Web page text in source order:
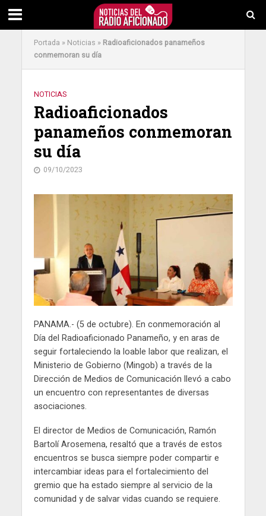
Portada » Noticias » Radioaficionados panameños
conmemoran su día
NOTICIAS
Radioaficionados
panameños conmemoran
su día
09/10/2023
PANAMA.- (5 de octubre). En conmemoración al
Día del Radioaficionado Panameño, y en aras de
seguir fortaleciendo la loable labor que realizan, el
Ministerio de Gobierno (Mingob) a través de la
Dirección de Medios de Comunicación llevó a cabo
un encuentro con representantes de diversas
asociaciones.
El director de Medios de Comunicación, Ramón
Bartolí Arosemena, resaltó que a través de estos
encuentros se busca siempre poder compartir e
intercambiar ideas para el fortalecimiento del
gremio que ha estado siempre al servicio de la
comunidad y de salvar vidas cuando se requiere.